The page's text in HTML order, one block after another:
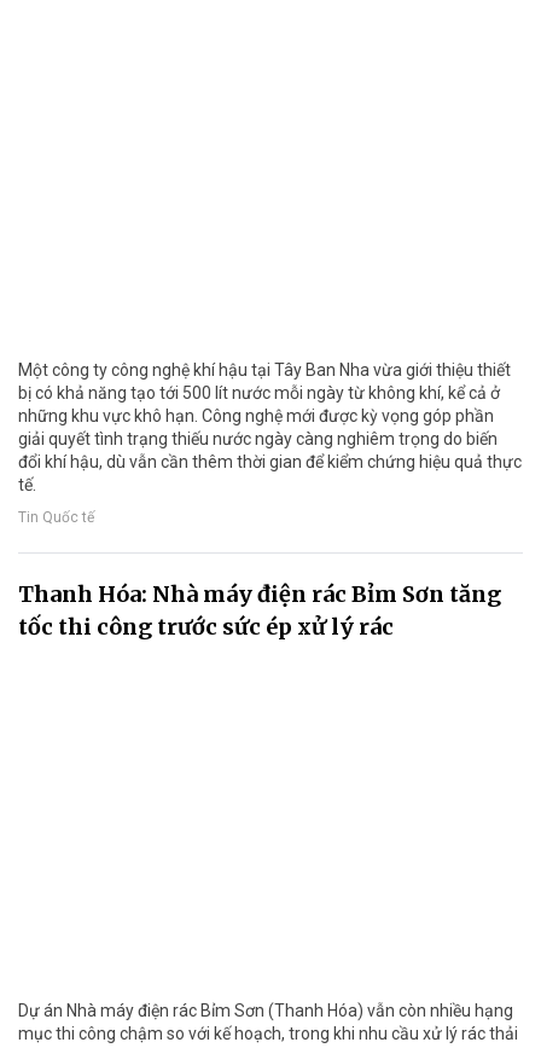
Một công ty công nghệ khí hậu tại Tây Ban Nha vừa giới thiệu thiết
bị có khả năng tạo tới 500 lít nước mỗi ngày từ không khí, kể cả ở
những khu vực khô hạn. Công nghệ mới được kỳ vọng góp phần
giải quyết tình trạng thiếu nước ngày càng nghiêm trọng do biến
đổi khí hậu, dù vẫn cần thêm thời gian để kiểm chứng hiệu quả thực
tế.
Tin Quốc tế
Thanh Hóa: Nhà máy điện rác Bỉm Sơn tăng
tốc thi công trước sức ép xử lý rác
Dự án Nhà máy điện rác Bỉm Sơn (Thanh Hóa) vẫn còn nhiều hạng
mục thi công chậm so với kế hoạch, trong khi nhu cầu xử lý rác thải